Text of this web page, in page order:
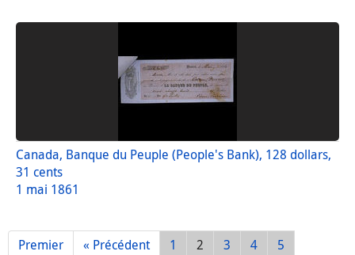
Canada, Banque du Peuple (People's Bank), 128 dollars,
31 cents
1 mai 1861
Premier « Précédent 1 2 3 4
5